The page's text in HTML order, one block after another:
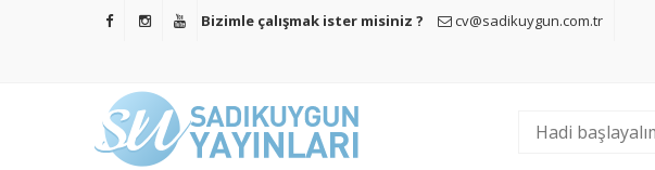
Bizimle çalışmak ister misiniz ? cv@sadikuygun.com.tr